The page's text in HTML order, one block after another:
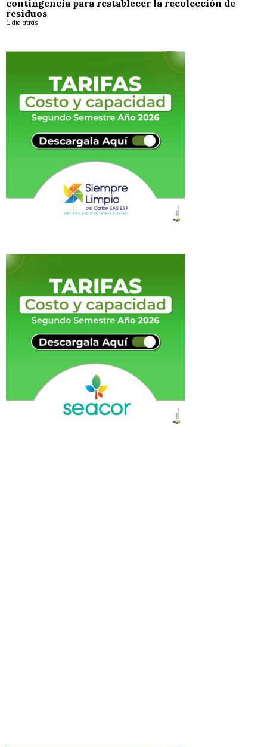
contingencia para restablecer la recolección de
residuos
1 día atrás